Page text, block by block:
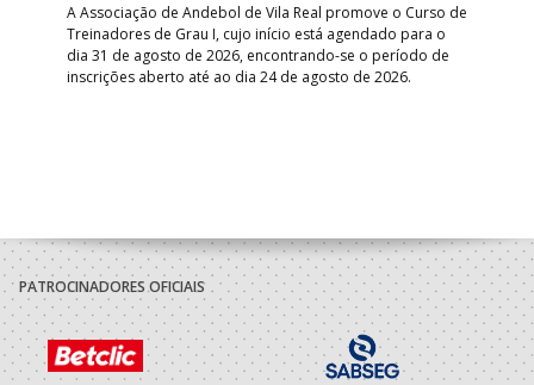
A Associação de Andebol de Vila Real promove o Curso de
Treinadores de Grau I, cujo início está agendado para o
dia 31 de agosto de 2026, encontrando-se o período de
inscrições aberto até ao dia 24 de agosto de 2026.
PATROCINADORES OFICIAIS